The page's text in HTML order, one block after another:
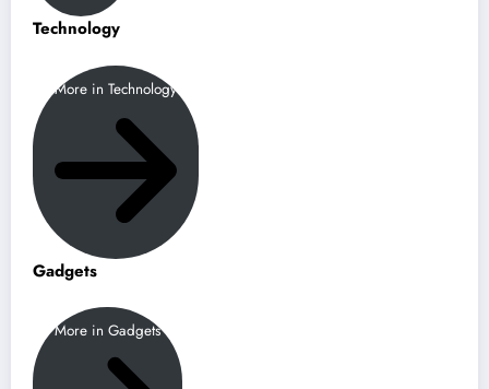
Technology
More in Technology
Gadgets
More in Gadgets